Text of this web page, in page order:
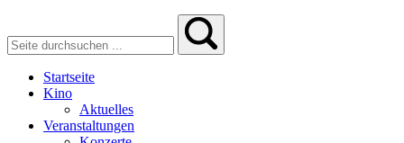
Startseite
Kino
Aktuelles
Veranstaltungen